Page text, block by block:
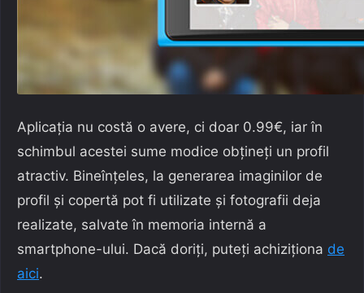
Aplicația nu costă o avere, ci doar 0.99€, iar în
schimbul acestei sume modice obțineți un profil
atractiv. Bineînțeles, la generarea imaginilor de
profil și copertă pot fi utilizate și fotografii deja
realizate, salvate în memoria internă a
smartphone-ului. Dacă doriți, puteți achiziționa de
aici.